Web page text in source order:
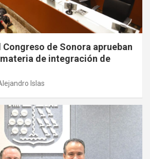
de Sonora aprueban
de integración de
Islas